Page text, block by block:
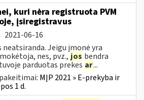
kuri nėra registruota PVM
įsiregistravus
2021-06-16
Jeigu įmonė yra
nes, pvz., jos bendra
parduotas prekes ar...
MĮP 2021 » E-prekyba ir
1 d.